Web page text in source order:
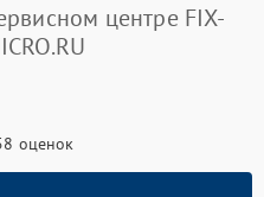
центре FIX-
оценок